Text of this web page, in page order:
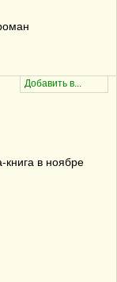
книга в ноябре